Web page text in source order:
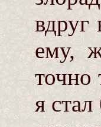
вдруг
ему,
точно
я